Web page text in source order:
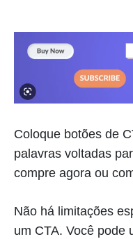
Coloque botões de
palavras voltadas
compre agora ou
Não há limitações
um CTA. Você pode